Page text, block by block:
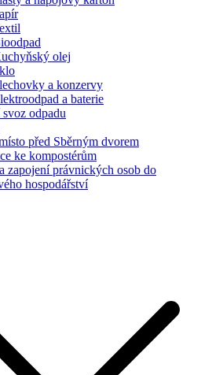
olej
a konzervy
a baterie
odpadu
před Sběrným dvorem
ke kompostérům
zapojení právnických osob do
hospodářství